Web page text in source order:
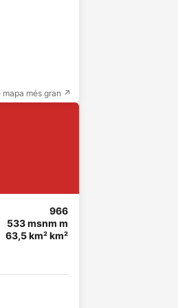
mapa més gran ↗
966
533 msnm m
63,5 km² km²